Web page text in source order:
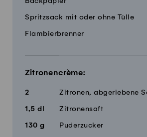
Spritzsack mit oder ohne Tülle
Flambierbrenner
Zitronencrème:
2 Zitronen, abgeriebene
1,5 dl Zitronensaft
130 g Puderzucker